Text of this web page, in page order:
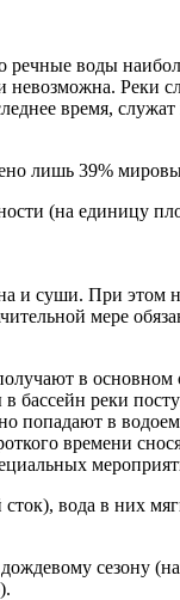
речные воды
невозможна. Реки
время,
лишь 39%
(на единицу
и суши. При этом
мере
в
бассейн реки
попадают в
времени
вода в них
сезону